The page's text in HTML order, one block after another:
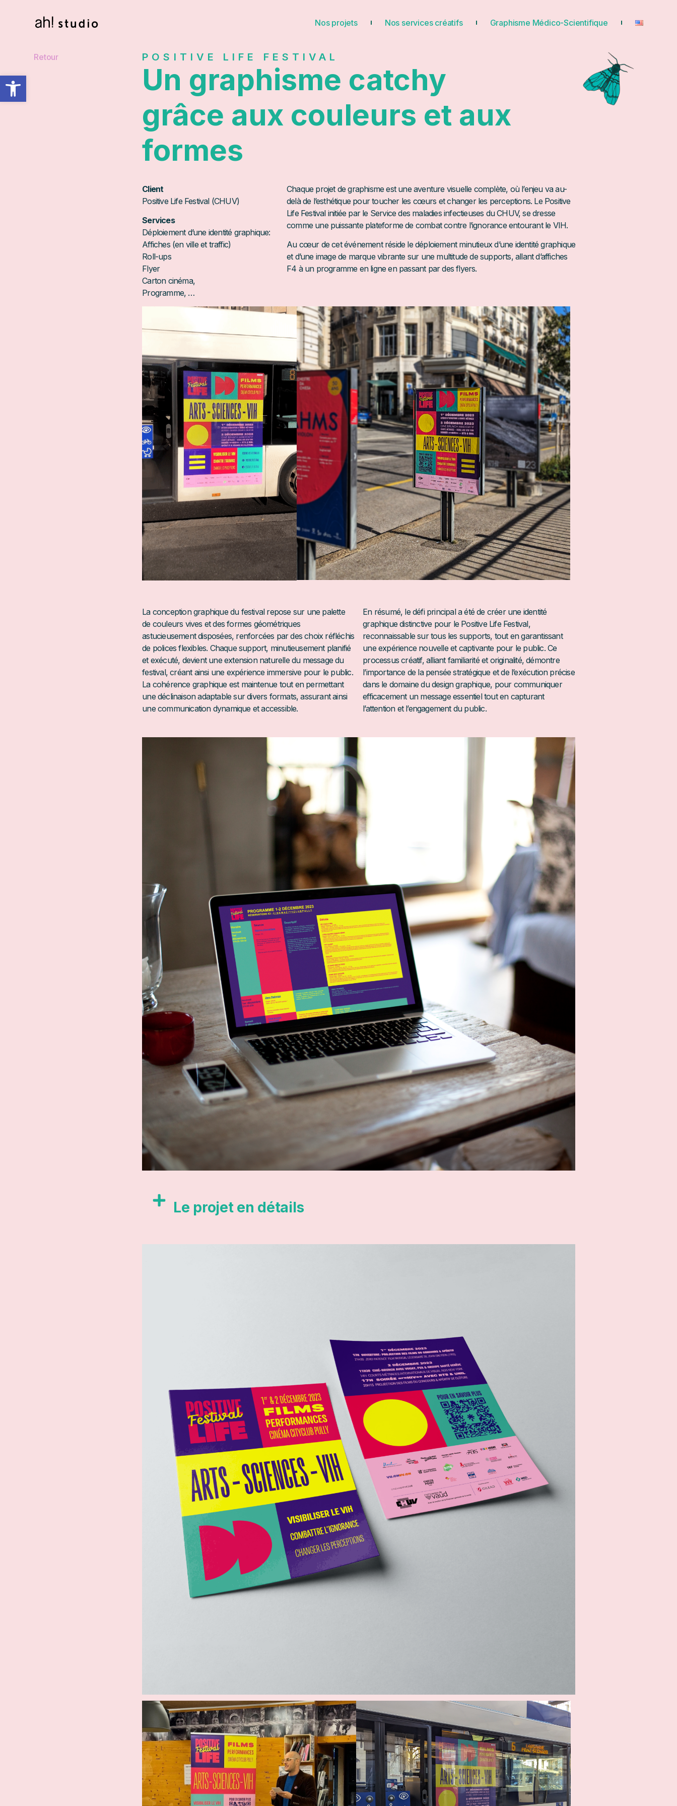
Ouvrir la barre d’outils
Nos projets Nos services créatifs Graphisme Médico-Scientifique
Retour POSITIVE LIFE FESTIVAL
Un graphisme catchy
grâce aux couleurs et aux
formes
Client
Positive Life Festival (CHUV)
Services
Déploiement d’une identité graphique:
Affiches (en ville et traffic)
Roll-ups
Flyer
Carton cinéma,
Programme, …
Chaque projet degraphismeest une aventure visuelle complète, où l’enjeu va au-
delà de l’esthétique pour toucher les cœurs et changer les perceptions. Le Positive
Life Festival initiée par le Service des maladies infectieuses du CHUV, se dresse
comme une puissante plateforme de combat contre l’ignorance entourant le VIH.
Au cœur de cet événement réside le déploiement minutieux d’une identitégraphique
et d’une image de marquevibrante sur une multitude de supports, allant d’affiches
F4 à un programme en ligne en passant par des flyers.
La conception graphique du festival repose sur une palette
de couleurs vives et des formes géométriques
astucieusement disposées, renforcées par des choix réfléchis
de polices flexibles. Chaque support, minutieusement planifié
et exécuté, devient une extension naturelle du message du
festival, créant ainsi une expérience immersive pour le public.
La cohérence graphique est maintenue tout en permettant
une déclinaison adaptable sur divers formats, assurant ainsi
une communication dynamique et accessible.
En résumé, le défi principal a été de créer une identité
graphique distinctive pour le Positive Life Festival,
reconnaissable sur tous les supports, tout en garantissant
une expérience nouvelle et captivante pour le public. Ce
processus créatif, alliant familiarité et originalité, démontre
l’importance de la pensée stratégique et de l’exécution précise
dans le domaine du design graphique, pour communiquer
efficacement un message essentiel tout en capturant
l’attention et l’engagement du public.
Le projet en détails